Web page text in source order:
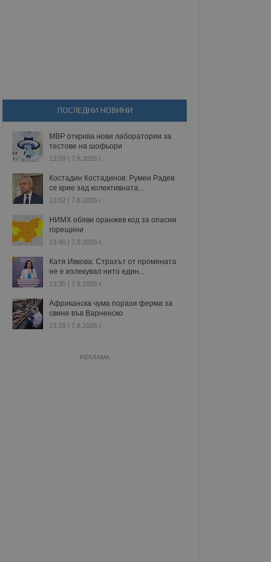
ПОСЛЕДНИ НОВИНИ
МВР открива нови лаборатории за
тестове на шофьори
13:59 | 7.8.2026 г.
Костадин Костадинов: Румен Радев
се крие зад колективната...
13:52 | 7.8.2026 г.
НИМХ обяви оранжев код за опасни
горещини
13:46 | 7.8.2026 г.
Катя Ивкова: Страхът от промяната
не е излекувал нито един...
13:35 | 7.8.2026 г.
Африканска чума порази ферма за
свине във Варненско
13:29 | 7.8.2026 г.
РЕКЛАМА